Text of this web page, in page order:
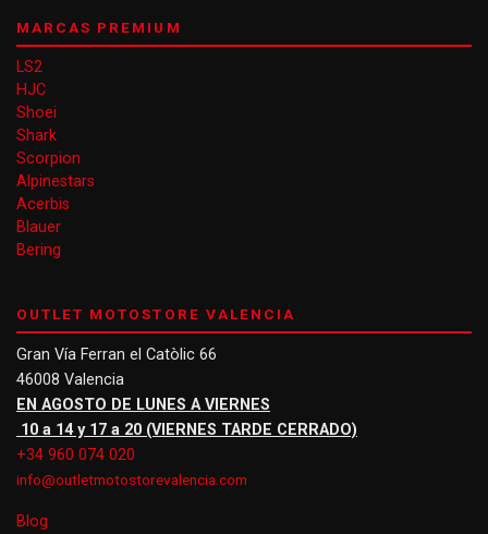
MARCAS PREMIUM
LS2
HJC
Shoei
Shark
Scorpion
Alpinestars
Acerbis
Blauer
Bering
OUTLET MOTOSTORE VALENCIA
Gran Vía Ferran el Catòlic 66
46008 Valencia
EN AGOSTO DE LUNES A VIERNES
10 a 14 y 17 a 20 (VIERNES TARDE CERRADO)
+34 960 074 020
info@outletmotostorevalencia.com
Blog